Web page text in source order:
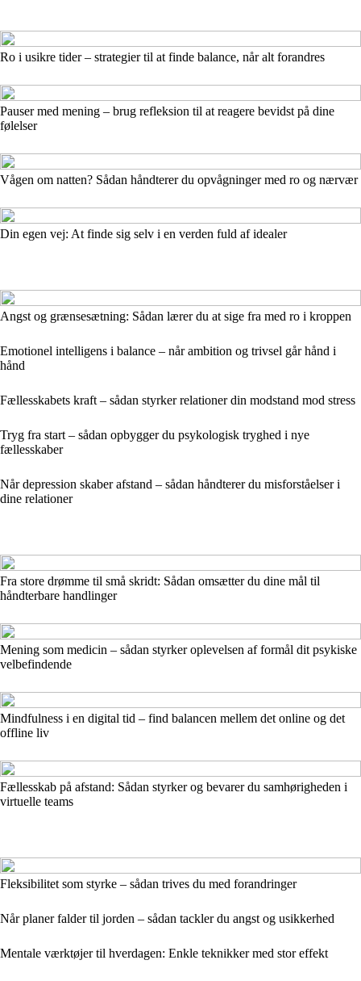
Ro i usikre tider – strategier til at finde balance, når alt forandres
Pauser med mening – brug refleksion til at reagere bevidst på dine
følelser
Vågen om natten? Sådan håndterer du opvågninger med ro og nærvær
Din egen vej: At finde sig selv i en verden fuld af idealer
Angst og grænsesætning: Sådan lærer du at sige fra med ro i kroppen
Emotionel intelligens i balance – når ambition og trivsel går hånd i
hånd
Fællesskabets kraft – sådan styrker relationer din modstand mod stress
Tryg fra start – sådan opbygger du psykologisk tryghed i nye
fællesskaber
Når depression skaber afstand – sådan håndterer du misforståelser i
dine relationer
Fra store drømme til små skridt: Sådan omsætter du dine mål til
håndterbare handlinger
Mening som medicin – sådan styrker oplevelsen af formål dit psykiske
velbefindende
Mindfulness i en digital tid – find balancen mellem det online og det
offline liv
Fællesskab på afstand: Sådan styrker og bevarer du samhørigheden i
virtuelle teams
Fleksibilitet som styrke – sådan trives du med forandringer
Når planer falder til jorden – sådan tackler du angst og usikkerhed
Mentale værktøjer til hverdagen: Enkle teknikker med stor effekt